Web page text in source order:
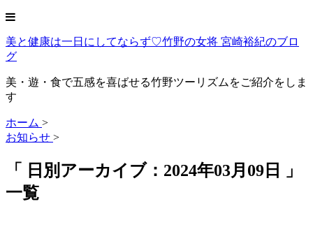
美と健康は一日にしてならず♡竹野の女将 宮崎裕紀のブロ
グ
美・遊・食で五感を喜ばせる竹野ツーリズムをご紹介をしま
す
ホーム >
お知らせ >
「 日別アーカイブ：2024年03月09日 」
一覧